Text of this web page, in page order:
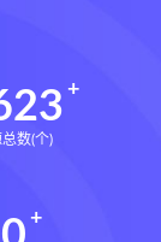
数(个)